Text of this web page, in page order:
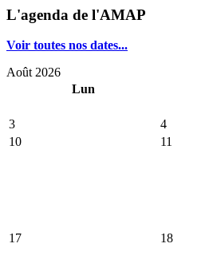
L'agenda de l'AMAP
Voir toutes nos dates...
Août 2026
Lun
3
4
10
11
17 18